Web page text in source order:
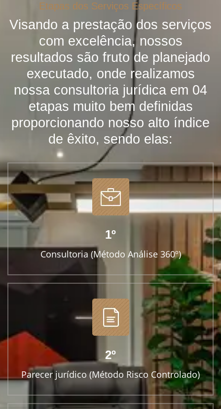
Etapas dos Serviços Específicos
Visando a prestação dos serviços
com excelência, nossos
resultados são fruto de planejado
executado, onde realizamos
nossa consultoria jurídica em 04
etapas muito bem definidas
proporcionando nosso alto índice
de êxito, sendo elas:
1º
Consultoria (Método Análise 360º)
2º
Parecer jurídico (Método Risco Controlado)